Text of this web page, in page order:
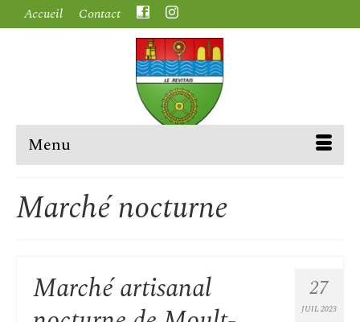
Accueil Contact
Menu
Marché nocturne
27
JUIL 2023
Marché artisanal